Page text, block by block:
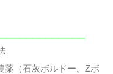
薬（石灰ボルドー、Zボ